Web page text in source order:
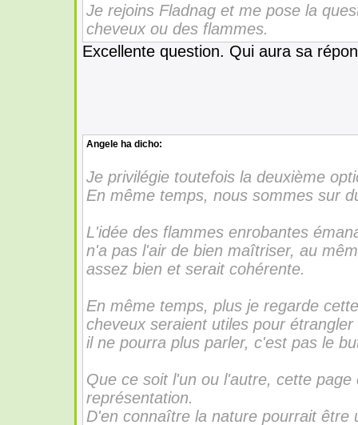
Je rejoins Fladnag et me pose la
cheveux ou des flammes.
Excellente question. Qui aura sa
Angele ha dicho:
Je privilégie toutefois la deuxième
En même temps, nous sommes sur
L'idée des flammes enrobantes
n'a pas l'air de bien maîtriser, au
assez bien et serait cohérente.
En même temps, plus je regarde
cheveux seraient utiles pour
il ne pourra plus parler, c'est pas le
Que ce soit l'un ou l'autre, cette
représentation.
D'en connaître la nature pourrait être